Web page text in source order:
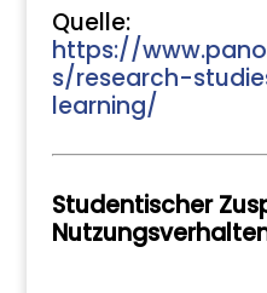
Quelle:
https://
s/research-
learning/
Studentischer